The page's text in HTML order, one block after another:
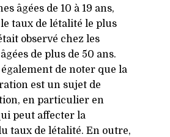
âgées de 10 à 19 ans,
taux de létalité le plus
observé chez les
de plus de 50 ans.
de noter que la
est un sujet de
en particulier en
peut affecter la
taux de létalité. En outre,